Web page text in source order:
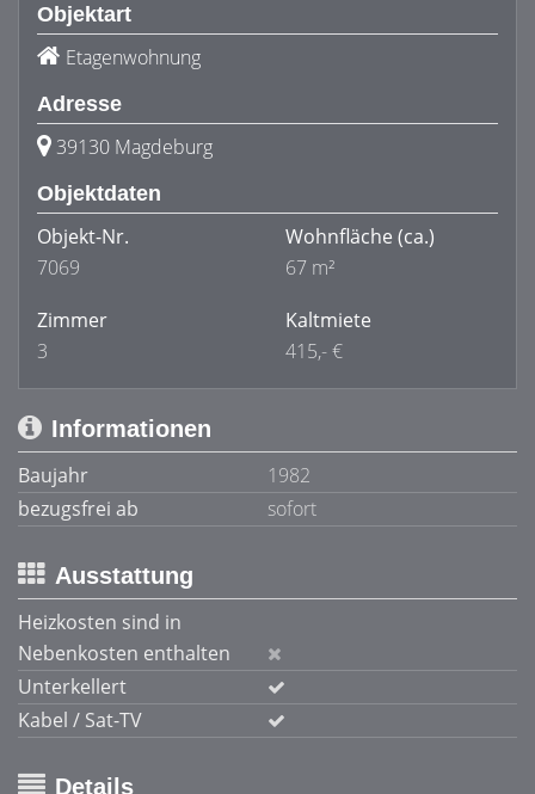
Objektart
Etagenwohnung
Adresse
39130 Magdeburg
Objektdaten
Objekt-Nr.
7069
Wohnfläche (ca.)
67 m²
Zimmer
3
Kaltmiete
415,- €
Informationen
Baujahr
1982
bezugsfrei ab
sofort
Ausstattung
Heizkosten sind in
Nebenkosten enthalten
Unterkellert
Kabel / Sat-TV
Details